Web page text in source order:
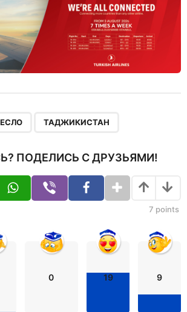
ТАДЖИКИСТАН
ПОДЕЛИСЬ С ДРУЗЬЯМИ!
7 points
0 19 9